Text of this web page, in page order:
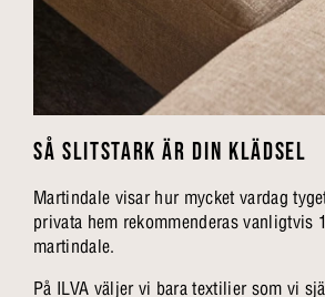
SÅ SLITSTARK ÄR DIN KLÄDSEL
Martindale visar hur mycket vardag
privata hem rekommenderas vanligtvis
martindale.
På ILVA väljer vi bara textilier som vi